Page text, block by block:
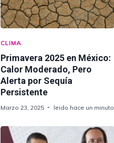
CLIMA
Primavera 2025 en México:
Calor Moderado, Pero
Alerta por Sequía
Persistente
Marzo 23, 2025 leido hace un minuto